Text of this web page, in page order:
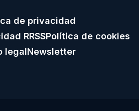
de privacidad
RRSSPolítica de cookies
legalNewsletter